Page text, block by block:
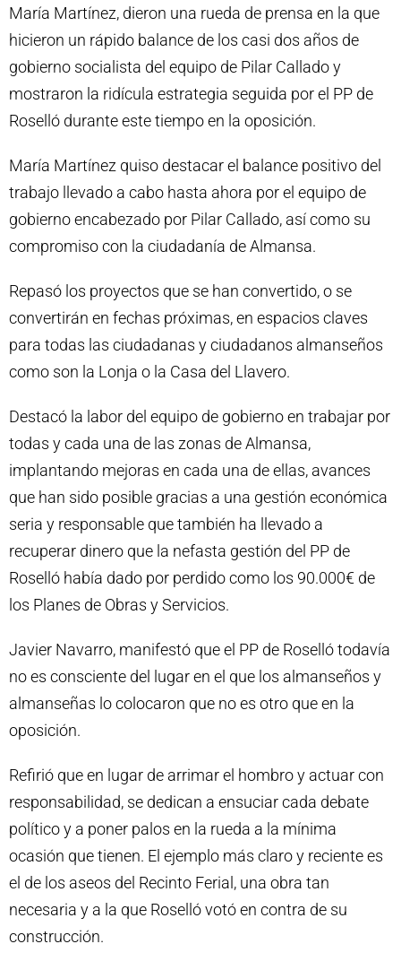
María Martínez, dieron una rueda de prensa en la que
hicieron un rápido balance de los casi dos años de
gobierno socialista del equipo de Pilar Callado y
mostraron la ridícula estrategia seguida por el PP de
Roselló durante este tiempo en la oposición.
María Martínez quiso destacar el balance positivo del
trabajo llevado a cabo hasta ahora por el equipo de
gobierno encabezado por Pilar Callado, así como su
compromiso con la ciudadanía de Almansa.
Repasó los proyectos que se han convertido, o se
convertirán en fechas próximas, en espacios claves
para todas las ciudadanas y ciudadanos almanseños
como son la Lonja o la Casa del Llavero.
Destacó la labor del equipo de gobierno en trabajar por
todas y cada una de las zonas de Almansa,
implantando mejoras en cada una de ellas, avances
que han sido posible gracias a una gestión económica
seria y responsable que también ha llevado a
recuperar dinero que la nefasta gestión del PP de
Roselló había dado por perdido como los 90.000€ de
los Planes de Obras y Servicios.
Javier Navarro, manifestó que el PP de Roselló todavía
no es consciente del lugar en el que los almanseños y
almanseñas lo colocaron que no es otro que en la
oposición.
Refirió que en lugar de arrimar el hombro y actuar con
responsabilidad, se dedican a ensuciar cada debate
político y a poner palos en la rueda a la mínima
ocasión que tienen. El ejemplo más claro y reciente es
el de los aseos del Recinto Ferial, una obra tan
necesaria y a la que Roselló votó en contra de su
construcción.